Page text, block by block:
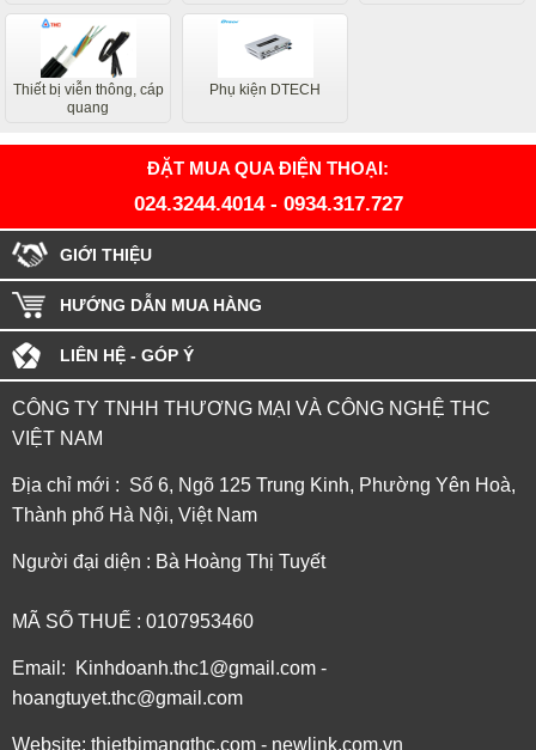
Thiết bị viễn thông, cáp
quang
Phụ kiện DTECH
ĐẶT MUA QUA ĐIỆN THOẠI:
024.3244.4014- 0934.317.727
GIỚI THIỆU
HƯỚNG DẪN MUA HÀNG
LIÊN HỆ - GÓP Ý
CÔNG TY TNHH THƯƠNG MẠI VÀ CÔNG NGHỆ THC
VIỆT NAM
Địa chỉ mới : Số 6, Ngõ 125 Trung Kinh, Phường Yên Hoà,
Thành phố Hà Nội, Việt Nam
Người đại diện : Bà Hoàng Thị Tuyết
MÃ SỐ THUẾ : 0107953460
Email: Kinhdoanh.thc1@gmail.com -
hoangtuyet.thc@gmail.com
Website: thietbimangthc.com - newlink.com.vn